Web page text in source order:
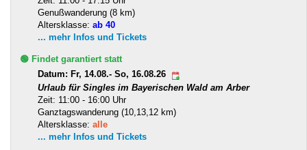
Genußwanderung (8 km)
Altersklasse: ab 40
... mehr Infos und Tickets
🟢 Findet garantiert statt
Datum: Fr, 14.08.- So, 16.08.26
Urlaub für Singles im Bayerischen Wald am Arber
Zeit: 11:00 - 16:00 Uhr
Ganztagswanderung (10,13,12 km)
Altersklasse: alle
... mehr Infos und Tickets